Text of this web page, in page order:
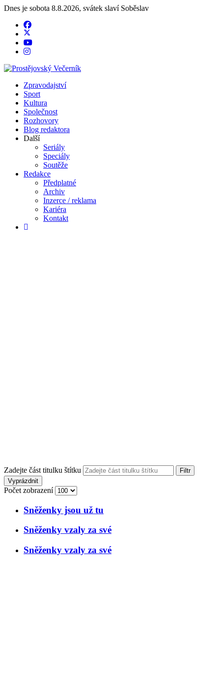
Dnes je sobota 8.8.2026, svátek slaví Soběslav
Zpravodajství
Sport
Kultura
Společnost
Rozhovory
Blog redaktora
Další
Seriály
Speciály
Soutěže
Redakce
Předplatné
Archiv
Inzerce / reklama
Kariéra
Kontakt
Zadejte část titulku štítku
Filtr
Vyprázdnit
Počet zobrazení
Sněženky jsou už tu
Sněženky vzaly za své
Sněženky vzaly za své